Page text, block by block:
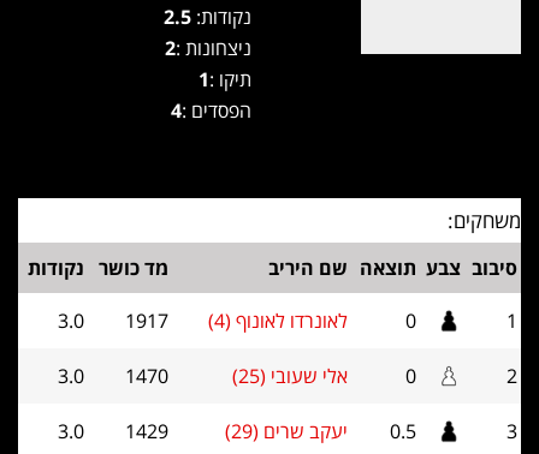
נקודות: 2.5
ניצחונות :2
תיקו :1
הפסדים :4
משחקים:
סיבוב צבע תוצאה שם היריב מד כושר נקודות
1
0 לאונרדו לאונוף (4) 1917
3.0
2
0 אלי שעובי (25) 1470
3.0
3
0.5 יעקב שרים (29) 1429
3.0